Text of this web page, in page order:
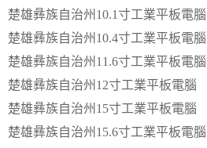
楚雄彝族自治州10.1寸工業平板電腦
楚雄彝族自治州10.4寸工業平板電腦
楚雄彝族自治州11.6寸工業平板電腦
楚雄彝族自治州12寸工業平板電腦
楚雄彝族自治州15寸工業平板電腦
楚雄彝族自治州15.6寸工業平板電腦